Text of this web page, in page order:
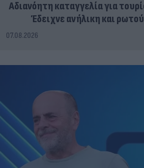
Αδιανόητη καταγγελία για
Έδειχνε ανήλικη και
07.08.2026